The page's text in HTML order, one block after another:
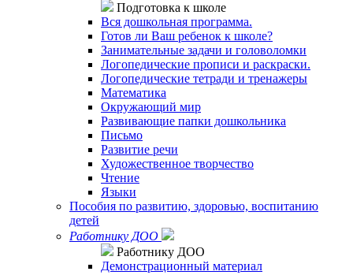
Подготовка к школе
Вся дошкольная программа.
Готов ли Ваш ребенок к школе?
Занимательные задачи и головоломки
Логопедические прописи и раскраски.
Логопедические тетради и тренажеры
Математика
Окружающий мир
Развивающие папки дошкольника
Письмо
Развитие речи
Художественное творчество
Чтение
Языки
Пособия по развитию, здоровью, воспитанию
детей
Работнику ДОО
Работнику ДОО
Демонстрационный материал